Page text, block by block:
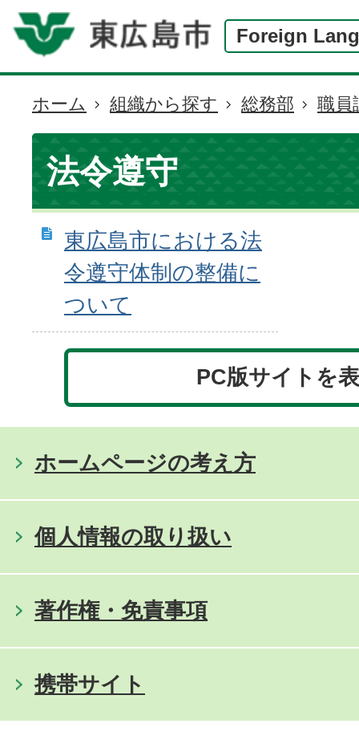
Foreign
現
在
の
位
置
ホーム 組織から探す 総務部 職員
法令遵守
東広島市における法
令遵守体制の整備に
ついて
PC版サイトを
ホームページの考え方
個人情報の取り扱い
著作権・免責事項
携帯サイト